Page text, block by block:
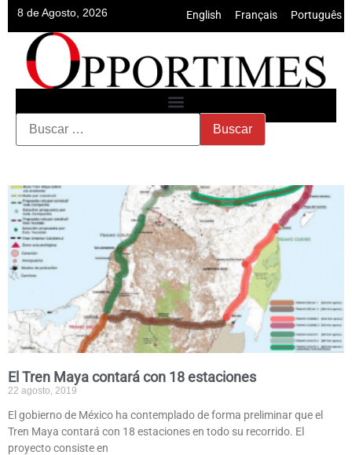
8 de Agosto, 2026 English Français Português
El Tren Maya contará con 18 estaciones
22 agosto, 2019
El gobierno de México ha contemplado de forma preliminar que el
Tren Maya contará con 18 estaciones en todo su recorrido. El
proyecto consiste en